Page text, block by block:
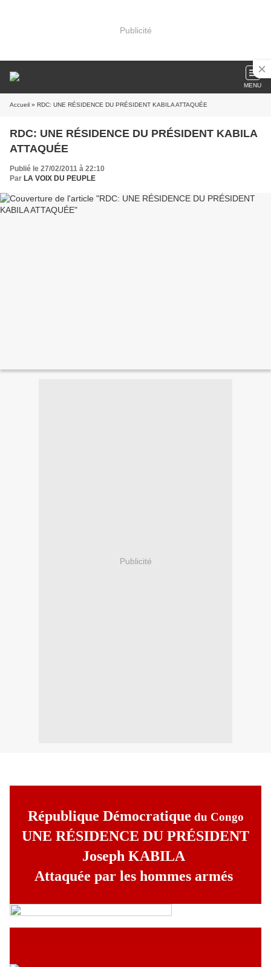
Publicité
MENU
Accueil » RDC: UNE RÉSIDENCE DU PRÉSIDENT KABILA ATTAQUÉE
RDC: UNE RÉSIDENCE DU PRÉSIDENT KABILA
ATTAQUÉE
Publié le 27/02/2011 à 22:10
Par LA VOIX DU PEUPLE
Publicité
République Démocratique du Congo
UNE RÉSIDENCE DU PRÉSIDENT
Joseph KABILA
Attaquée par les hommes armés